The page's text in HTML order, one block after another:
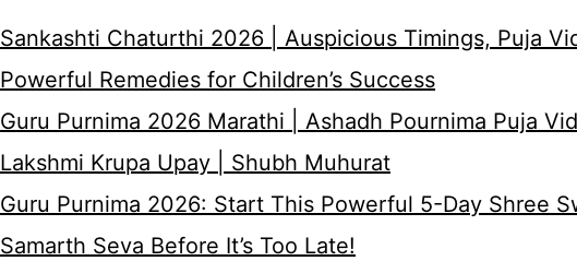
Sankashti Chaturthi 2026 | Auspicious Timings, Puja
Powerful Remedies for Children’s Success
Guru Purnima 2026 Marathi | Ashadh Pournima Puja
Lakshmi Krupa Upay | Shubh Muhurat
Guru Purnima 2026: Start This Powerful 5-Day Shree
Samarth Seva Before It’s Too Late!